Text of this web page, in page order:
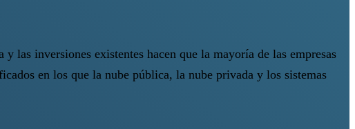
las inversiones existentes hacen que la mayoría de las empresas
en los que la nube pública, la nube privada y los sistemas